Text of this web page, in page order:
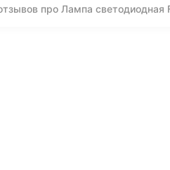
про Лампа светодиодная